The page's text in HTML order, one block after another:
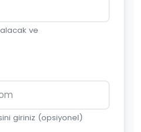
ve
giriniz (opsiyonel)